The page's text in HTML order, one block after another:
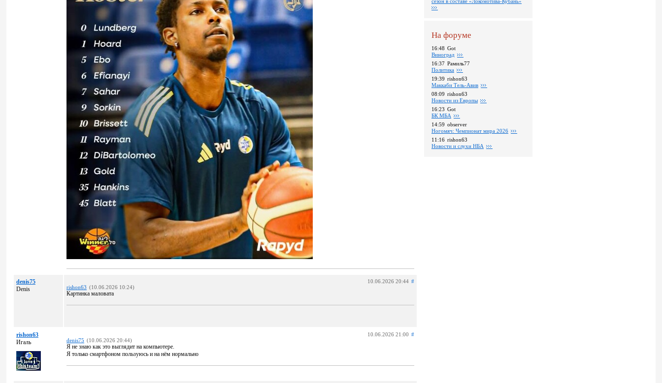
denis75
Denis
10.06.2026 20:44 #
rishon63 (10.06.2026 10:24)
Картинка маловата
rishon63
Игаль
10.06.2026 21:00 #
denis75 (10.06.2026 20:44)
Я не знаю как это выглядит на компьютере.
Я только смартфоном пользуюсь и на нём нормально
На форуме
16:48 Got
Виноград
16:37 Рамиль77
Политика
19:39 rishon63
Маккаби Тель-Авив
08:09 rishon63
Новости из Европы
16:23 Got
БК МБА
14:59 observer
Ногомяч: Чемпионат мира 2026
11:16 rishon63
Новости и слухи НБА